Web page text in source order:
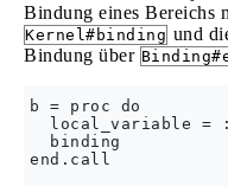
Bindung eines Bereichs
Kernel#binding und
Bindung über
b = proc do
local_variable =
  binding
end.call